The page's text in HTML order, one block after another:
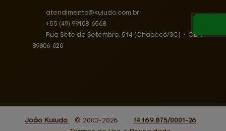
atendimento@ kuiudo.com.br
+55 (49) 99108-6568
Rua Sete de Setembro, 514 (Chapecó/SC) • CEP:
89806-020
João Kuiudo © 2003-2026
14.169.875/0001-26